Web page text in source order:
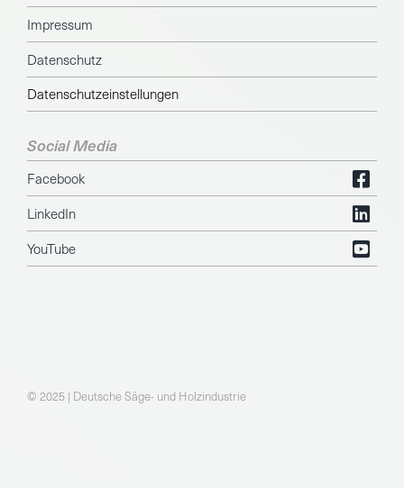
Impressum
Datenschutz
Datenschutzeinstellungen
Social Media
Facebook
LinkedIn
YouTube
© 2025 | Deutsche Säge- und Holzindustrie